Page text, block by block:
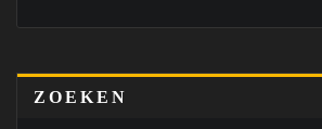
ZOEKEN